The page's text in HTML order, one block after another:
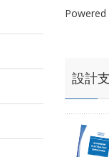
Powered
設計